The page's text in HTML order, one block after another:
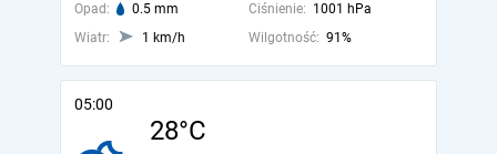
Opad: 0.5 mm Ciśnienie: 1001 hPa
Wiatr:
1 km/h Wilgotność: 91%
05:00
28°C